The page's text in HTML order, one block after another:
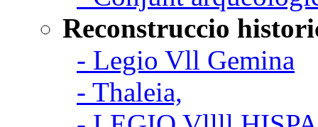
Reconstruccio
- Legio Vll Gemina
- Thaleia,